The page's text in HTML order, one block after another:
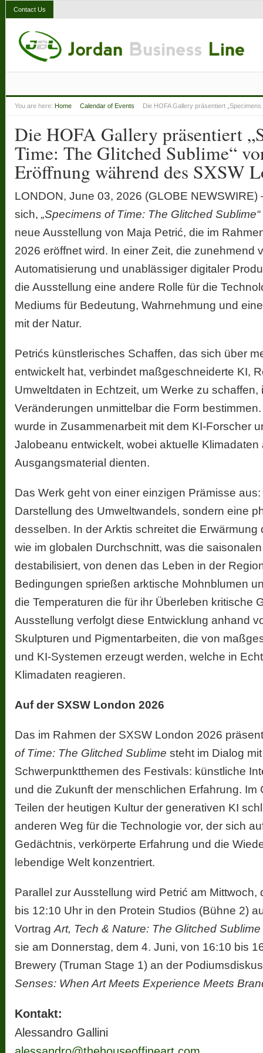
Contact Us
You are here: Home Calendar of Events Die HOFA Gallery präsentiert
Die HOFA Gallery präsentiert
Time: The Glitched Sublime“
Eröffnung während des SXSW
LONDON, June 03, 2026 (GLOBE
sich, „Specimens of Time: The Glitched Sublime“
neue Ausstellung von Maja Petrić, die im
2026 eröffnet wird. In einer Zeit, die zunehmend
Automatisierung und unablässiger digitaler
die Ausstellung eine andere Rolle für die
Mediums für Bedeutung, Wahrnehmung und
mit der Natur.
Petrićs künstlerisches Schaffen, das sich über
entwickelt hat, verbindet maßgeschneiderte KI,
Umweltdaten in Echtzeit, um Werke zu
Veränderungen unmittelbar die Form bestimmen.
wurde in Zusammenarbeit mit dem KI-Forscher
Jalobeanu entwickelt, wobei aktuelle Klimadaten
Ausgangsmaterial dienten.
Das Werk geht von einer einzigen Prämisse
Darstellung des Umweltwandels, sondern eine
desselben. In der Arktis schreitet die
wie im globalen Durchschnitt, was die
destabilisiert, von denen das Leben in der
Bedingungen sprießen arktische Mohnblumen
die Temperaturen die für ihr Überleben kritische
Ausstellung verfolgt diese Entwicklung anhand
Skulpturen und Pigmentarbeiten, die von
und KI-Systemen erzeugt werden, welche in
Klimadaten reagieren.
Auf der SXSW London 2026
Das im Rahmen der SXSW London 2026
of Time: The Glitched Sublime steht im Dialog
Schwerpunktthemen des Festivals: künstliche
und die Zukunft der menschlichen Erfahrung. Im
Teilen der heutigen Kultur der generativen KI
anderen Weg für die Technologie vor, der sich
Gedächtnis, verkörperte Erfahrung und die
lebendige Welt konzentriert.
Parallel zur Ausstellung wird Petrić am Mittwoch,
bis 12:10 Uhr in den Protein Studios (Bühne 2)
Vortrag Art, Tech & Nature: The Glitched Sublime
sie am Donnerstag, dem 4. Juni, von 16:10 bis
Brewery (Truman Stage 1) an der
Senses: When Art Meets Experience Meets
Kontakt:
Alessandro Gallini